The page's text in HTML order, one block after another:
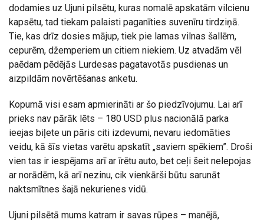
dodamies uz Ujuni pilsētu, kuras nomalē apskatām vilcienu
kapsētu, tad tiekam palaisti paganīties suvenīru tirdziņā.
Tie, kas drīz dosies mājup, tiek pie lamas vilnas šallēm,
cepurēm, džemperiem un citiem niekiem. Uz atvadām vēl
paēdam pēdējās Lurdesas pagatavotās pusdienas un
aizpildām novērtēšanas anketu.
Kopumā visi esam apmierināti ar šo piedzīvojumu. Lai arī
prieks nav pārāk lēts – 180 USD plus nacionālā parka
ieejas biļete un pāris citi izdevumi, nevaru iedomāties
veidu, kā šīs vietas varētu apskatīt „saviem spēkiem”. Droši
vien tas ir iespējams arī ar īrētu auto, bet ceļi šeit nelepojas
ar norādēm, kā arī nezinu, cik vienkārši būtu sarunāt
naktsmītnes šajā nekurienes vidū.
Ujuni pilsētā mums katram ir savas rūpes – manējā,